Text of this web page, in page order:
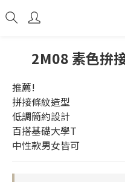
2M08 素色拚
推薦!
拼接條紋造型
低調簡約設計
百搭基礎大學T
中性款男女皆可